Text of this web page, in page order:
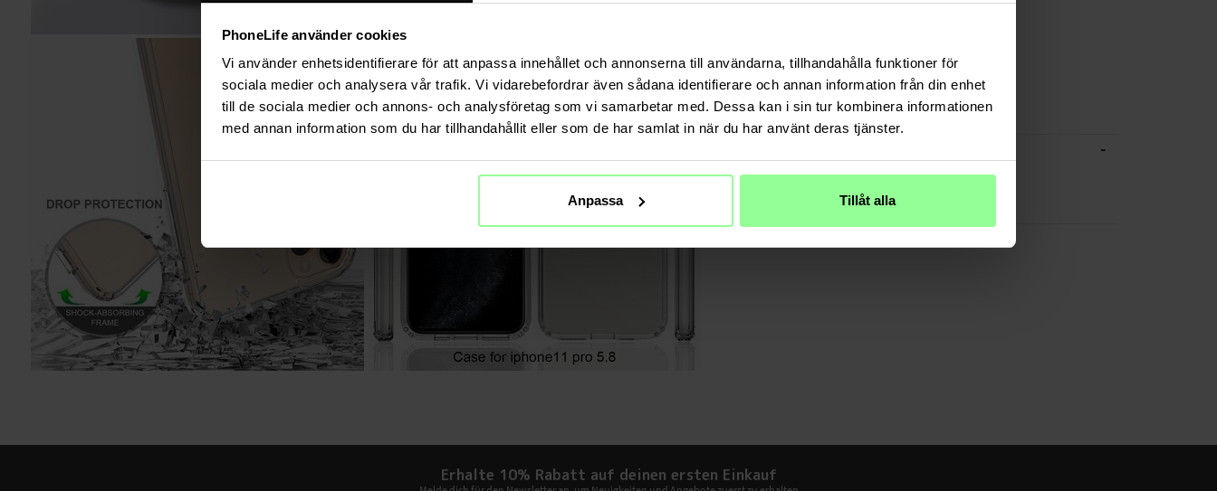
PhoneLife använder cookies
Vi använder enhetsidentifierare för att anpassa innehållet och annonserna till användarna, tillhandahålla funktioner för
sociala medier och analysera vår trafik. Vi vidarebefordrar även sådana identifierare och annan information från din enhet
till de sociala medier och annons- och analysföretag som vi samarbetar med. Dessa kan i sin tur kombinera informationen
med annan information som du har tillhandahållit eller som de har samlat in när du har använt deras tjänster.
Anpassa Tillåt alla
Material: Plastik
Farbe: Transparent
Schutzhülle Hybrid, Handy
-
Farbe
Transparent
Erhalte 10% Rabatt auf deinen ersten Einkauf